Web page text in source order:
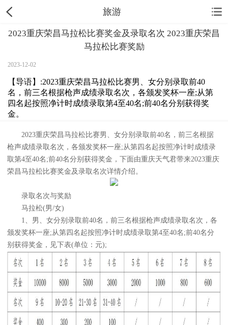
旅游
2023重庆荣昌马拉松比赛奖金及录取名次 2023重庆荣昌
马拉松比赛奖励
2023-12-02
【导语】:2023重庆荣昌马拉松比赛男、女分别录取前40
名，前三名根据枪声成绩录取名次，各颁发奖杯一座;从第
四名起按照净计时成绩录取第4至40名;前40名分别获得奖
金。
2023重庆荣昌马拉松比赛男、女分别录取前40名，前三名根据
枪声成绩录取名次，各颁发奖杯一座;从第四名起按照净计时成绩录
取第4至40名;前40名分别获得奖金，下面由重庆天气君带来2023重庆
荣昌马拉松比赛奖金及录取名次详情介绍。
录取名次与奖励
马拉松(男/女)
1、男、女分别录取前40名，前三名根据枪声成绩录取名次，各
颁发奖杯一座;从第四名起按照净计时成绩录取第4至40名;前40名分
别获得奖金，见下表(单位：元);